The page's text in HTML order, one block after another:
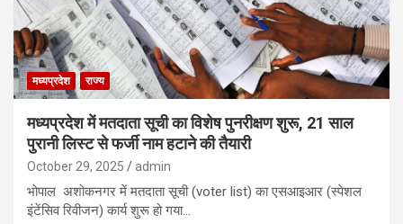
मध्यप्रदेश राज्य
मध्यप्रदेश में मतदाता सूची का विशेष पुनरीक्षण शुरू, 21 साल
पुरानी लिस्ट से फर्जी नाम हटाने की तैयारी
October 29, 2025 admin
भोपाल अशोकनगर में मतदाता सूची (voter list) का एसआइआर (स्पेशल
इंटेंसिव रिवीजन) कार्य शुरू हो गया…